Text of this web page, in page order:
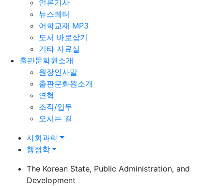
언론기사
뉴스레터
어학교재 MP3
도서 바로잡기
기타 자료실
출판문화원소개
원장인사말
출판문화원소개
연혁
조직/업무
오시는 길
사회과학
행정학
The Korean State, Public Administration, and
Development